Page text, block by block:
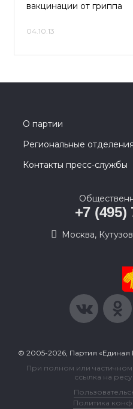
вакцинации от гриппа
04.10.13
О партии
Региональные отделения
Контакты пресс-службы
+7 (495)
Москва,
© 2005-2026, Партия
При полном или
ссылка на
Политика